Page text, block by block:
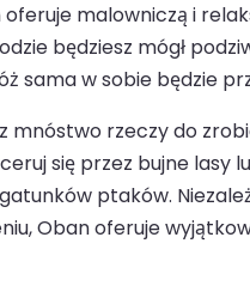
malowniczą i
będziesz mógł
sama w sobie będzie
mnóstwo rzeczy do
się przez bujne lasy
ptaków.
Oban oferuje